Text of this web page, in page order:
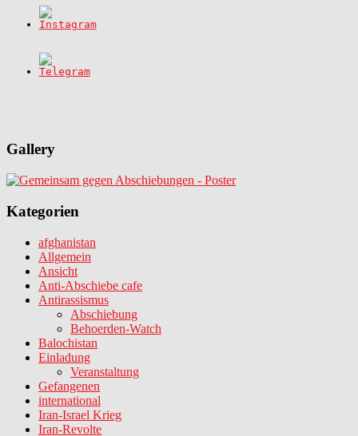
Gallery
Kategorien
afghanistan
Allgemein
Ansicht
Anti-Abschiebe cafe
Antirassismus
Abschiebung
Behoerden-Watch
Balochistan
Einladung
Veranstaltung
Gefangenen
international
Iran-Israel Krieg
Iran-Revolte